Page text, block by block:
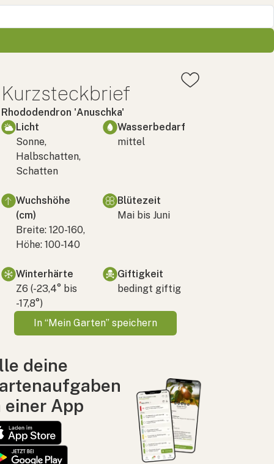
Kurzsteckbrief
Rhododendron 'Anuschka'
Licht
Sonne,
Halbschatten,
Schatten
Wasserbedarf
mittel
Wuchshöhe
(cm)
Breite: 120-160,
Höhe: 100-140
Blütezeit
Mai bis Juni
Winterhärte
Z6 (-23,4° bis
-17,8°)
Giftigkeit
bedingt giftig
In “Mein Garten” speichern
deine
einer App